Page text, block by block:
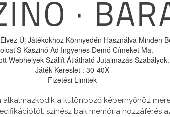
·
Új Játékokhoz Könnyedén Használva Minden
Kaszinó Ad Ingyenes Demó Címeket Ma.
Webhelyek Szállít Átlátható Jutalmazás Szabályok.
Játék Kereslet : 30-40X
Fizetési Limitek
a különböző képernyőhöz
színész bak memória hozzáférés